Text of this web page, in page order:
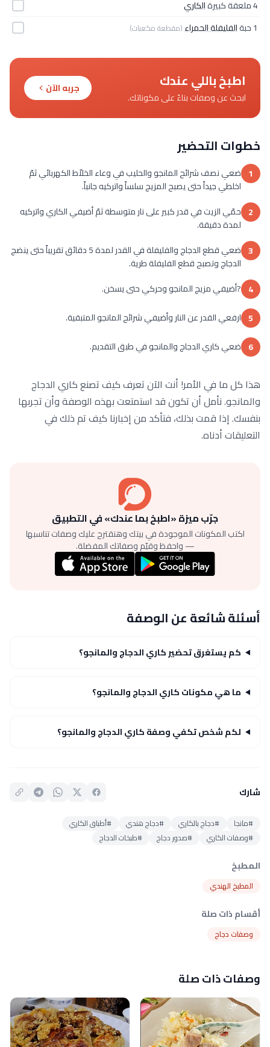
4 ملعقة كبيرة
الكاري
1 حبة
الفليفلة الحمراء(مقطعة مكعبات)
اطبخ باللي عندك
ابحث عن وصفات بناءً على مكوناتك.
جربه الآن
خطوات التحضير
1 ضعي نصف شرائح المانجو والحليب في وعاء الخلاّط الكهربائي ثمّ
اخلطي جيداً حتى يصبح المزيج سلساً واتركيه جانباً.
2 حمّي الزيت في قدر كبير على نار متوسطة ثمّ أضيفي الكاري واتركيه
لمدة دقيقة.
3
ضعي قطع الدجاج والفليفلة في القدر لمدة 5 دقائق تقريباً حتى ينضج
الدجاج وتصبح قطع الفليفلة طرية.
4 ?أضيفي مزيج المانجو وحركي حتى يسخن.
5 ارفعي القدر عن النار وأضيفي شرائح المانجو المتبقية.
6 ضعي كاري الدجاج والمانجو في طبق التقديم.
هذا كل ما في الأمر! أنت الآن تعرف كيف تصنع كاري الدجاج
والمانجو. نأمل أن تكون قد استمتعت بهذه الوصفة وأن تجربها
بنفسك. إذا قمت بذلك، فتأكد من إخبارنا كيف تم ذلك في
التعليقات أدناه.
جرّب ميزة «اطبخ بما عندك» في التطبيق
اكتب المكونات الموجودة في بيتك وهنقترح عليك وصفات تناسبها
— واحفظ وقيّم وصفاتك المفضلة.
أسئلة شائعة عن الوصفة
كم يستغرق تحضير كاري الدجاج والمانجو؟
ما هي مكونات كاري الدجاج والمانجو؟
لكم شخص تكفي وصفة كاري الدجاج والمانجو؟
شارك
#مانجا #دجاج بالكاري #دجاج هندي
#أطباق الكاري
#وصفات الكاري
#صدور دجاج #طبخات الدجاج
المطبخ
المطبخ الهندي
أقسام ذات صلة
وصفات دجاج
وصفات ذات صلة